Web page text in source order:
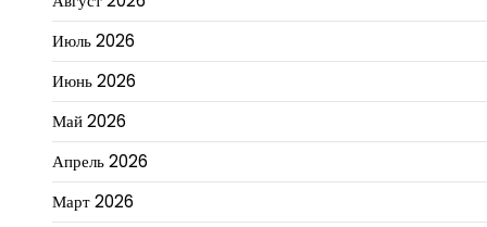
Июль 2026
Июнь 2026
Май 2026
Апрель 2026
Март 2026